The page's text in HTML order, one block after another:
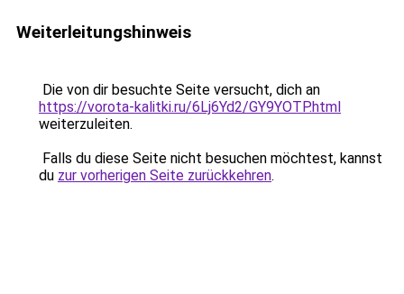
Weiterleitungshinweis
Die von dir besuchte Seite versucht, dich an
https://vorota-kalitki.ru/6Lj6Yd2/GY9YOTP.html
weiterzuleiten.
Falls du diese Seite nicht besuchen möchtest, kannst
du zur vorherigen Seite zurückkehren.